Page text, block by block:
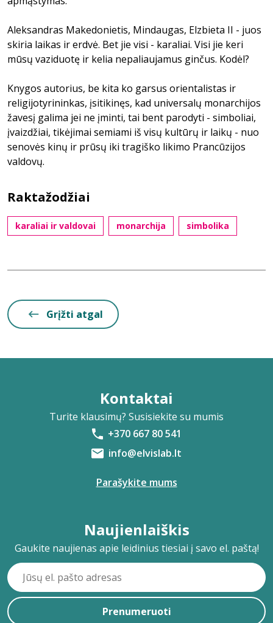
Aleksandras Makedonietis, Mindaugas, Elzbieta II - juos
skiria laikas ir erdvė. Bet jie visi - karaliai. Visi jie keri
mūsų vaziduotę ir kelia nepaliaujamus ginčus. Kodėl?
Knygos autorius, be kita ko garsus orientalistas ir
religijotyrininkas, įsitikinęs, kad universalų monarchijos
žavesį galima jei ne įminti, tai bent parodyti - simboliai,
įvaizdžiai, tikėjimai semiami iš visų kultūrų ir laikų - nuo
senovės kinų ir prūsų iki tragiško likimo Prancūzijos
valdovų.
Raktažodžiai
karaliai ir valdovai monarchija simbolika
Grįžti atgal
Kontaktai
Turite klausimų? Susisiekite su mumis
+370 667 80 541
info@elvislab.lt
Parašykite mums
Naujienlaiškis
Gaukite naujienas apie leidinius tiesiai į savo el. paštą!
Prenumeruoti